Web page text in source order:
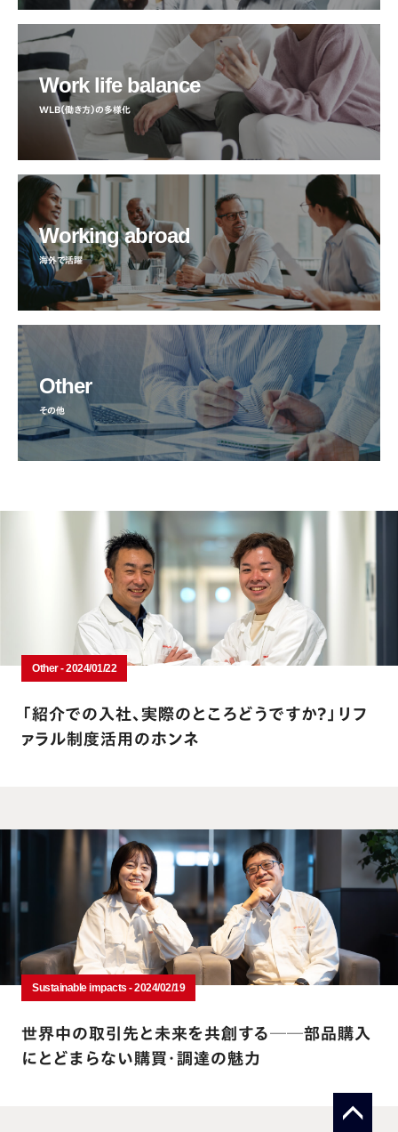
Work life balance
WLB（働き方）の多様化
Working abroad
海外で活躍
Other
その他
Other - 2024/01/22
「紹介での入社、実際のところどうですか？」リフ
ァラル制度活用のホンネ
Sustainable impacts - 2024/02/19
世界中の取引先と未来を共創する──部品購入
にとどまらない購買・調達の魅力